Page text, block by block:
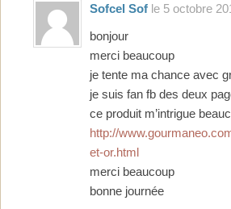
Sofcel Sof le 5 octobre
bonjour
merci beaucoup
je tente ma chance avec
je suis fan fb des deux
ce produit m’intrigue
http://
et-or.html
merci beaucoup
bonne journée